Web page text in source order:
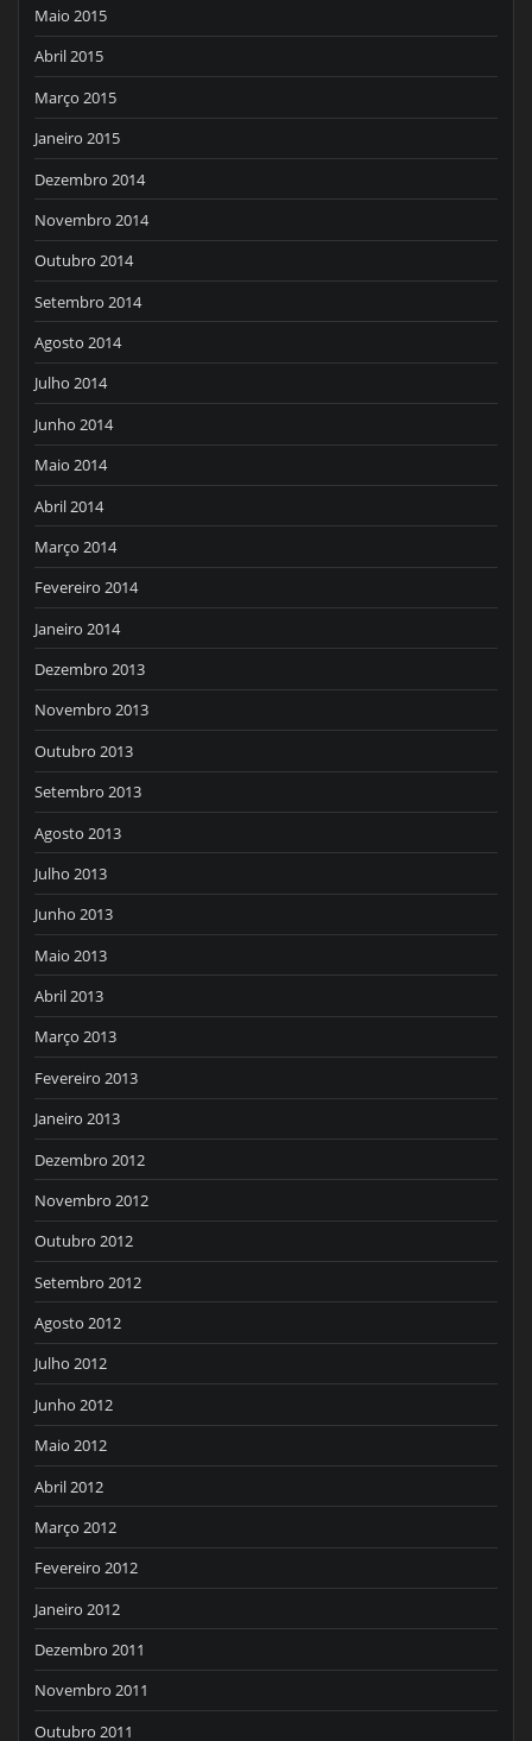
Maio 2015
Abril 2015
Março 2015
Janeiro 2015
Dezembro 2014
Novembro 2014
Outubro 2014
Setembro 2014
Agosto 2014
Julho 2014
Junho 2014
Maio 2014
Abril 2014
Março 2014
Fevereiro 2014
Janeiro 2014
Dezembro 2013
Novembro 2013
Outubro 2013
Setembro 2013
Agosto 2013
Julho 2013
Junho 2013
Maio 2013
Abril 2013
Março 2013
Fevereiro 2013
Janeiro 2013
Dezembro 2012
Novembro 2012
Outubro 2012
Setembro 2012
Agosto 2012
Julho 2012
Junho 2012
Maio 2012
Abril 2012
Março 2012
Fevereiro 2012
Janeiro 2012
Dezembro 2011
Novembro 2011
Outubro 2011